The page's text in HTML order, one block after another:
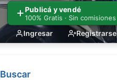
Publicá y vendé
100% Gratis · Sin comisiones
Ingresar Registrarse
Buscar